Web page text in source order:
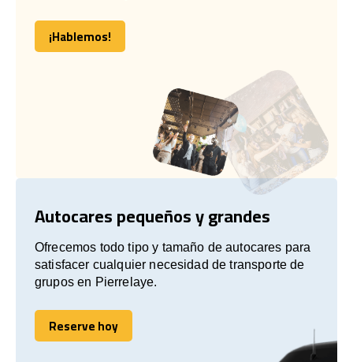
¡Hablemos!
¡Hablemos!
Autocares pequeños y grandes
Ofrecemos todo tipo y tamaño de autocares para
satisfacer cualquier necesidad de transporte de
grupos en Pierrelaye.
Reserve hoy
Reserve hoy